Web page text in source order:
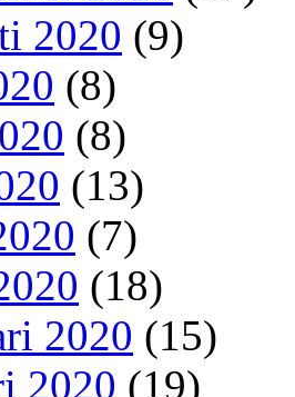
2020 (9)
(8)
(8)
(13)
(7)
(18)
2020 (15)
2020 (19)